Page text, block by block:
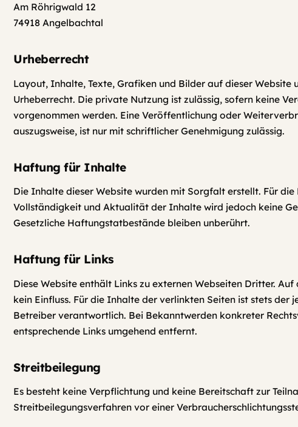
Am Röhrigwald 12
74918 Angelbachtal
Urheberrecht
Layout, Inhalte, Texte, Grafiken und Bilder auf dieser Website
Urheberrecht. Die private Nutzung ist zulässig, sofern keine
vorgenommen werden. Eine Veröffentlichung oder
auszugsweise, ist nur mit schriftlicher Genehmigung zulässig.
Haftung für Inhalte
Die Inhalte dieser Website wurden mit Sorgfalt erstellt. Für
Vollständigkeit und Aktualität der Inhalte wird jedoch keine
Gesetzliche Haftungstatbestände bleiben unberührt.
Haftung für Links
Diese Website enthält Links zu externen Webseiten Dritter.
kein Einfluss. Für die Inhalte der verlinkten Seiten ist stets der
Betreiber verantwortlich. Bei Bekanntwerden konkreter
entsprechende Links umgehend entfernt.
Streitbeilegung
Es besteht keine Verpflichtung und keine Bereitschaft zur
Streitbeilegungsverfahren vor einer